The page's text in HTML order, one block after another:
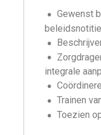
Gewenst
beleidsnotitie
integrale
Trainen
Toezien